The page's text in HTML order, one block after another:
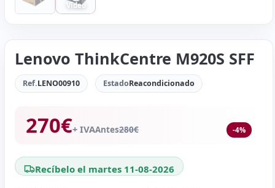
Vídeo
Lenovo ThinkCentre M920S SFF
Ref.LENO00910 EstadoReacondicionado
-4%
270€+ IVAAntes280€
Recíbelo el martes 11-08-2026